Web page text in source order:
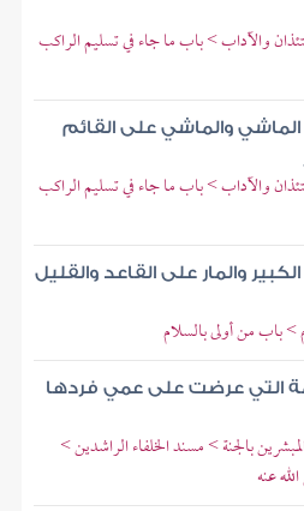
والآداب > باب ما جاء في تسليم الراكب
والماشي على القائم
والآداب > باب ما جاء في تسليم الراكب
والمار على القاعد والقليل
باب من أولى بالسلام
التي عرضت على عمي فردها
بالجنة > مسند الخلفاء الراشدين >
عنه